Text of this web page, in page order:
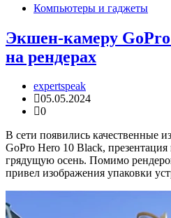
Компьютеры и гаджеты
Экшен-камеру
на рендерах
expertspeak
05.05.2024
0
В сети появились качественные
GoPro Hero 10 Black,
грядущую осень. Помимо
привел изображения упаковки